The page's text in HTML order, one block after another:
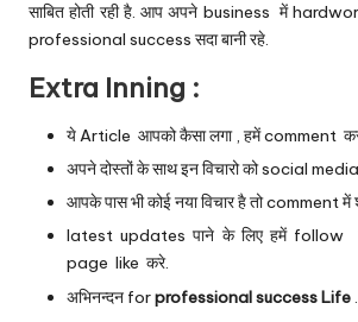
साबित होती रही है. आप अपने business में
professional success सदा बानी रहे.
Extra Inning :
ये Article आपको कैसा लगा , हमें comment
अपने दोस्तों के साथ इन विचारो को social
आपके पास भी कोई नया विचार है तो comment में
latest updates पाने के लिए हमें follow
page like करे.
अभिनन्दन forprofessional success Life